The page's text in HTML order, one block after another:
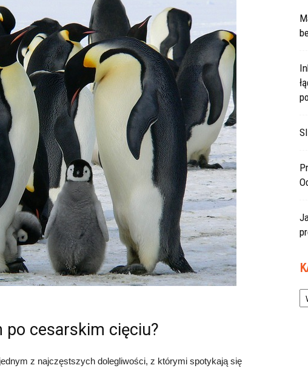
po cesarskim cięciu?
z najczęstszych dolegliwości, z którymi spotykają się